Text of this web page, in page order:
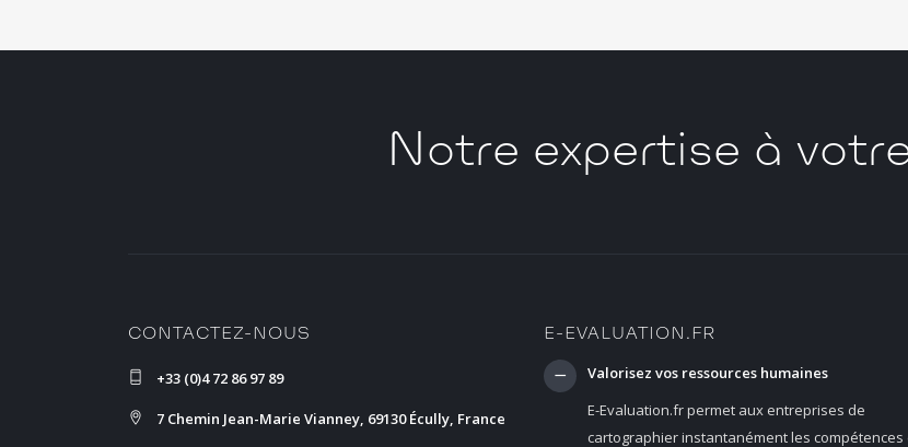
Notre expertise à
CONTACTEZ-NOUS
+33 (0)4 72 86 97 89
7 Chemin Jean-Marie Vianney, 69130 Écully, France
E-EVALUATION.FR
Valorisez vos ressources humaines
E-Evaluation.fr permet aux entreprises de
cartographier instantanément les compétences